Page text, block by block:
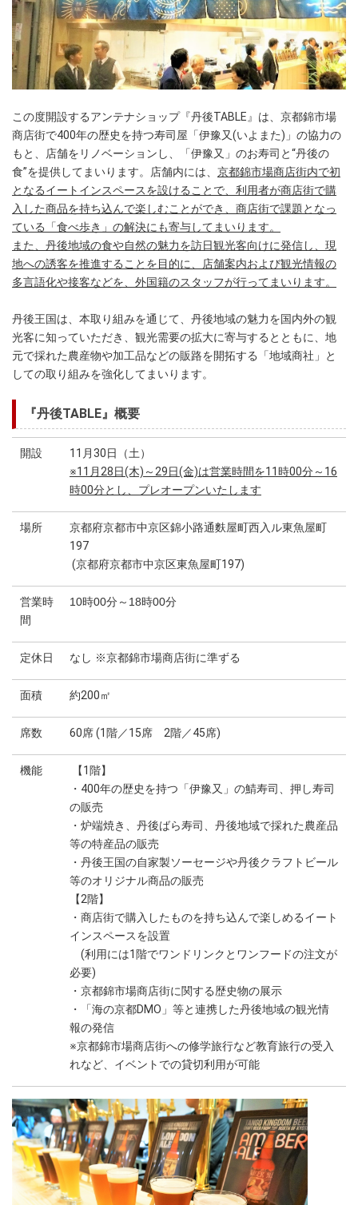
この度開設するアンテナショップ『丹後TABLE』は、京都錦市場
商店街で400年の歴史を持つ寿司屋「伊豫又(いよまた)」の協力の
もと、店舗をリノベーションし、「伊豫又」のお寿司と“丹後の
食”を提供してまいります。店舗内には、 京都錦市場商店街内で初
となるイートインスペースを設けることで、利用者が商店街で購
入した商品を持ち込んで楽しむことができ、商店街で課題となっ
ている「食べ歩き」の解決にも寄与してまいります。
また、丹後地域の食や自然の魅力を訪日観光客向けに発信し、現
地への誘客を推進することを目的に、店舗案内および観光情報の
多言語化や接客などを、外国籍のスタッフが行ってまいります。
丹後王国は、本取り組みを通じて、丹後地域の魅力を国内外の観
光客に知っていただき、観光需要の拡大に寄与するとともに、地
元で採れた農産物や加工品などの販路を開拓する「地域商社」と
しての取り組みを強化してまいります。
『丹後TABLE』概要
開設
11月30日（土）
※11月28日(木)～29日(金)は営業時間を11時00分～16
時00分とし、プレオープンいたします
場所
京都府京都市中京区錦小路通麩屋町西入ル東魚屋町
197
(京都府京都市中京区東魚屋町197)
営業時
間
10時00分～18時00分
定休日 なし ※京都錦市場商店街に準ずる
面積 約200㎡
席数 60席 (1階／15席 2階／45席)
機能
【1階】
・400年の歴史を持つ「伊豫又」の鯖寿司、押し寿司
の販売
・炉端焼き、丹後ばら寿司、丹後地域で採れた農産品
等の特産品の販売
・丹後王国の自家製ソーセージや丹後クラフトビール
等のオリジナル商品の販売
【2階】
・商店街で購入したものを持ち込んで楽しめるイート
インスペースを設置
(利用には1階でワンドリンクとワンフードの注文が
必要)
・京都錦市場商店街に関する歴史物の展示
・「海の京都DMO」等と連携した丹後地域の観光情
報の発信
※京都錦市場商店街への修学旅行など教育旅行の受入
れなど、イベントでの貸切利用が可能